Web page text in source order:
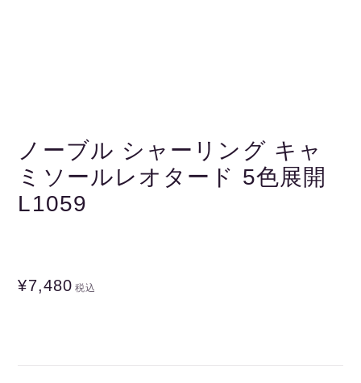
ノーブル シャーリング キャ
ミソールレオタード 5色展開
L1059
¥7,480 税込